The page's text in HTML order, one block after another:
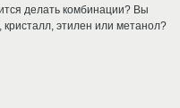
делать комбинации? Вы
кристалл, этилен или метанол?